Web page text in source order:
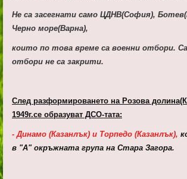
Не са засегнати само ЦДНВ(София),
Черно море(Варна),
които по това време са военни отбори.
отбори не са закрити.
След разформироването на Розова
1949г.се образуват ДСО-тата:
- Динамо (Казанлък) и Торпедо (Казанлък),
в "А" окръжната група на Стара Загора.